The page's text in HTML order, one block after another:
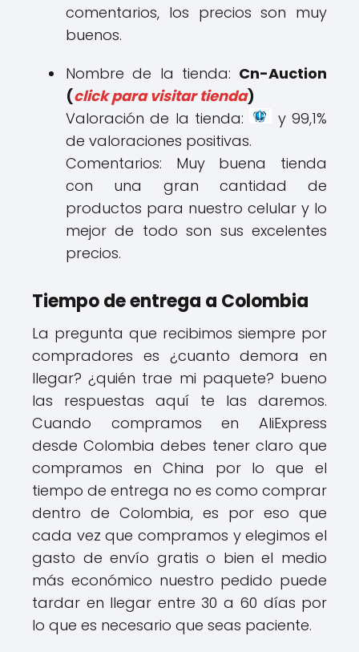
comentarios, los precios son muy
buenos.
Nombre de la tienda: Cn-Auction
(click para visitar tienda)
Valoración de la tienda:
y 99,1%
de valoraciones positivas.
Comentarios: Muy buena tienda
con una gran cantidad de
productos para nuestro celular y lo
mejor de todo son sus excelentes
precios.
Tiempo de entrega a Colombia
La pregunta que recibimos siempre por
compradores es ¿cuanto demora en
llegar? ¿quién trae mi paquete? bueno
las respuestas aquí te las daremos.
Cuando compramos en AliExpress
desde Colombia debes tener claro que
compramos en China por lo que el
tiempo de entrega no es como comprar
dentro de Colombia, es por eso que
cada vez que compramos y elegimos el
gasto de envío gratis o bien el medio
más económico nuestro pedido puede
tardar en llegar entre 30 a 60 días por
lo que es necesario que seas paciente.